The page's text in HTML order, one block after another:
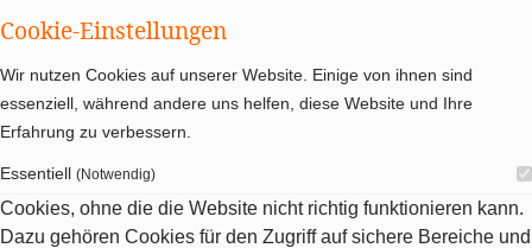
Cookie-Einstellungen
Wir nutzen Cookies auf unserer Website. Einige von ihnen sind
essenziell, während andere uns helfen, diese Website und Ihre
Erfahrung zu verbessern.
Essentiell (Notwendig)
Cookies, ohne die die Website nicht richtig funktionieren kann.
Dazu gehören Cookies für den Zugriff auf sichere Bereiche und